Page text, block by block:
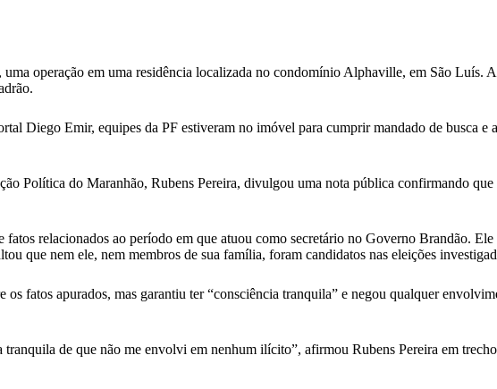
operação em uma residência localizada no condomínio Alphaville, em São Luís.
Diego Emir, equipes da PF estiveram no imóvel para cumprir mandado de busca e
Política do Maranhão, Rubens Pereira, divulgou uma nota pública confirmando
relacionados ao período em que atuou como secretário no Governo Brandão.
que nem ele, nem membros de sua família, foram candidatos nas eleições
os fatos apurados, mas garantiu ter “consciência tranquila” e negou qualquer
de que não me envolvi em nenhum ilícito”, afirmou Rubens Pereira em